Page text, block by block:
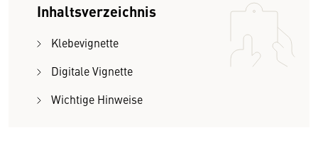
Inhaltsverzeichnis
Klebevignette
Digitale Vignette
Wichtige Hinweise